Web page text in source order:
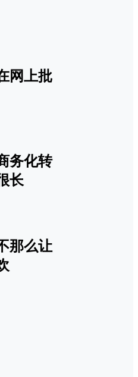
网上批
务化转
长
那么让